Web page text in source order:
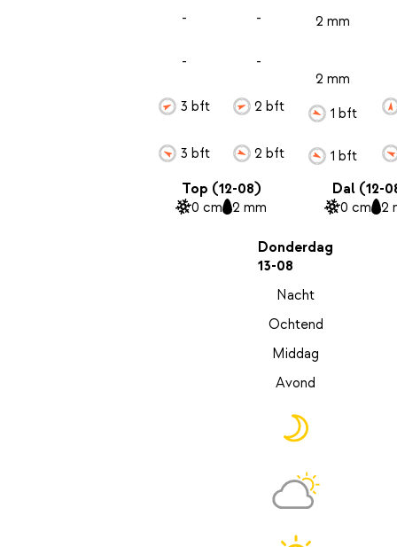
-
-
3 bft
3 bft
-
-
2 bft
2 bft
2 mm
2 mm
1 bft
1 bft
Top (12-08)
0 cm 2 mm
Dal (12-
0 cm 2
Donderdag
13-08
Nacht
Ochtend
Middag
Avond